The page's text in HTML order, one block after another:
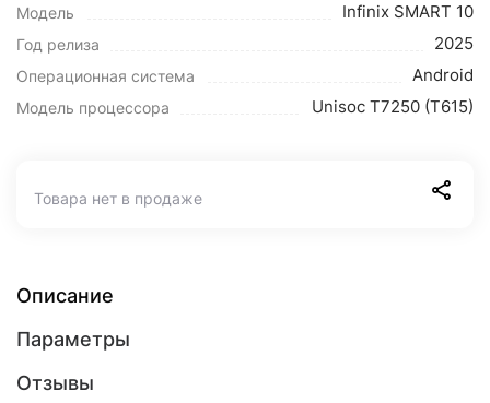
Модель Infinix SMART 10
Год релиза 2025
Операционная система Android
Модель процессора Unisoc T7250 (T615)
Товара нет в продаже
Описание
Параметры
Отзывы